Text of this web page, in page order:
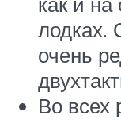
лодках.
очень
Во всех